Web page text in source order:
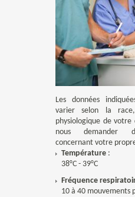
Les données
varier selon la
physiologique de
nous demander
concernant votre
Température :
38°C - 39°C
Fréquence
10 à 40 mouvements